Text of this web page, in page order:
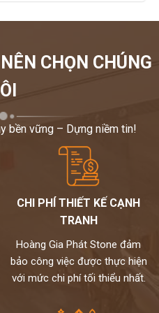
- thi công đá hoa cương cũng
đá ốp bậc cấp vui lòng liên hệ
tác góp phần làm đẹp cho
các bạn.
CHỌN CHÚNG
bền vững – Dựng niềm tin!
CHI PHÍ THIẾT KẾ CẠNH
TRANH
Hoàng Gia Phát Stone đảm
bảo công việc được thực hiện
với mức chi phí tối thiểu nhất.